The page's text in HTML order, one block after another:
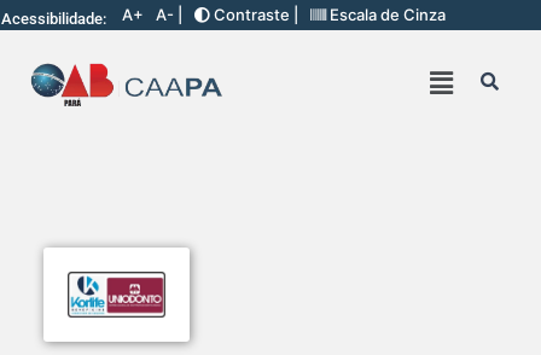
Acessibilidade: A+ A- | Contraste | Escala de Cinza